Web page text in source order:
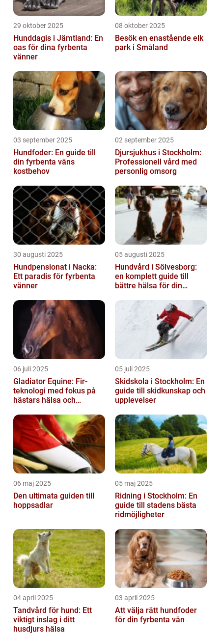
29 oktober 2025
Hunddagis i Jämtland: En
oas för dina fyrbenta
vänner
08 oktober 2025
Besök en enastående elk
park i Småland
03 september 2025
Hundfoder: En guide till
din fyrbenta väns
kostbehov
02 september 2025
Djursjukhus i Stockholm:
Professionell vård med
personlig omsorg
30 augusti 2025
Hundpensionat i Nacka:
Ett paradis för fyrbenta
vänner
05 augusti 2025
Hundvård i Sölvesborg:
en komplett guide till
bättre hälsa för din
06 juli 2025
Gladiator Equine: Fir-
teknologi med fokus på
hästars hälsa och
05 juli 2025
Skidskola i Stockholm: En
guide till skidkunskap och
upplevelser
06 maj 2025
Den ultimata guiden till
hoppsadlar
05 maj 2025
Ridning i Stockholm: En
guide till stadens bästa
ridmöjligheter
04 april 2025
Tandvård för hund: Ett
viktigt inslag i ditt
husdjurs hälsa
03 april 2025
Att välja rätt hundfoder
för din fyrbenta vän